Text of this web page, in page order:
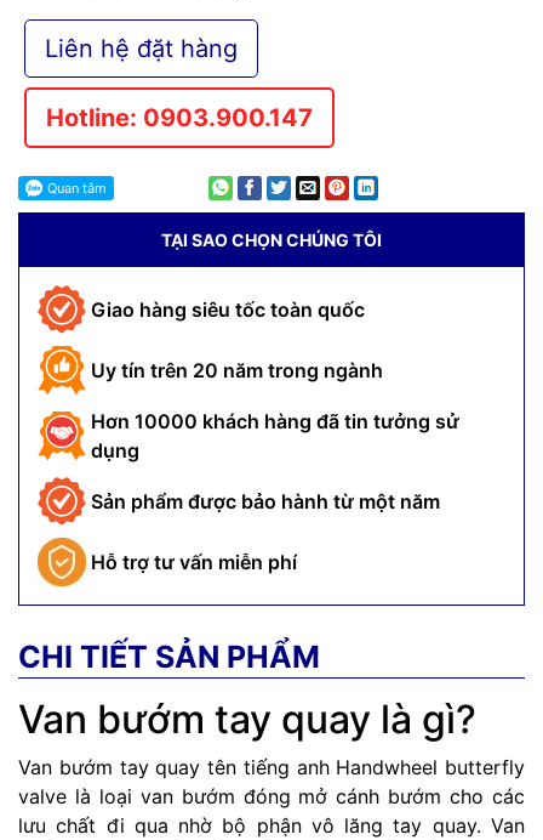
Liên hệ đặt hàng
Hotline: 0903.900.147
TẠI SAO CHỌN CHÚNG TÔI
Giao hàng siêu tốc toàn quốc
Uy tín trên 20 năm trong ngành
Hơn 10000 khách hàng đã tin tưởng sử
dụng
Sản phẩm được bảo hành từ một năm
Hỗ trợ tư vấn miễn phí
CHI TIẾT SẢN PHẨM
Van bướm tay quay là gì?
Van bướm tay quay tên tiếng anh Handwheel butterfly
valve là loại van bướm đóng mở cánh bướm cho các
lưu chất đi qua nhờ bộ phận vô lăng tay quay. Van